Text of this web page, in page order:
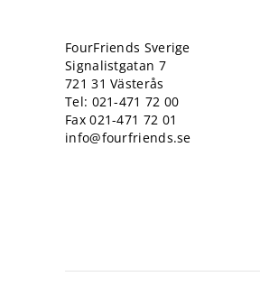
FourFriends Sverige
Signalistgatan 7
721 31 Västerås
Tel: 021-471 72 00
Fax 021-471 72 01
info@fourfriends.se